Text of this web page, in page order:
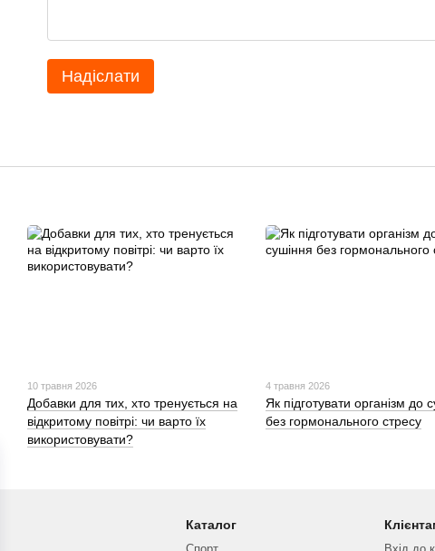
Надіслати
10 травня 2026
Добавки для тих, хто тренується на
відкритому повітрі: чи варто їх
використовувати?
4 травня 2026
Як підготувати організм до
без гормонального стресу
Каталог